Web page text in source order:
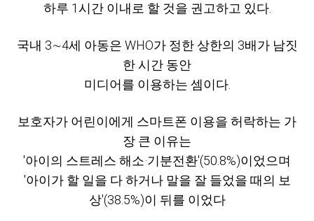
하루 1시간 이내로 할 것을 권고하고 있다.
국내 3∼4세 아동은 WHO가 정한 상한의 3배가 남짓
한 시간 동안
미디어를 이용하는 셈이다.
보호자가 어린이에게 스마트폰 이용을 허락하는 가
장 큰 이유는
'아이의 스트레스 해소·기분전환'(50.8%)이었으며
'아이가 할 일을 다 하거나 말을 잘 들었을 때의 보
상'(38.5%)이 뒤를 이었다